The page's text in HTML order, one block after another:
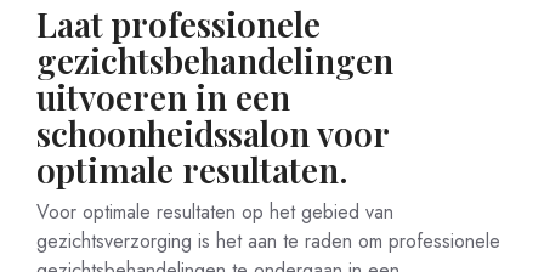
Laat professionele
gezichtsbehandelingen
uitvoeren in een
schoonheidssalon voor
optimale resultaten.
Voor optimale resultaten op het gebied van
gezichtsverzorging is het aan te raden om professionele